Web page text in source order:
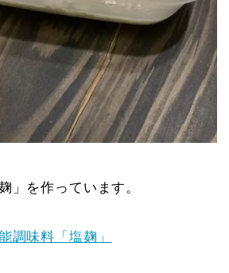
」を作っています。
調味料「塩麹」